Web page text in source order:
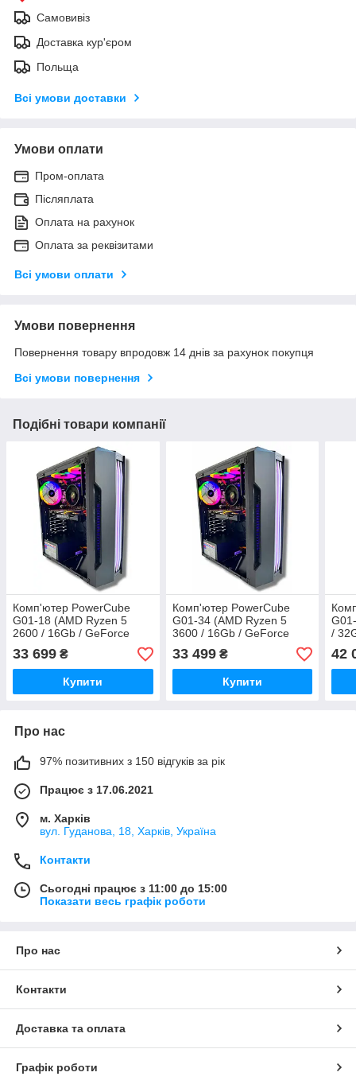
Самовивіз
Доставка кур'єром
Польща
Всі умови доставки
Умови оплати
Пром-оплата
Післяплата
Оплата на рахунок
Оплата за реквізитами
Всі умови оплати
Умови повернення
Повернення товару впродовж 14 днів за рахунок покупця
Всі умови повернення
Подібні товари компанії
Комп'ютер PowerCube
G01-18 (AMD Ryzen 5
2600 / 16Gb / GeForce
RTX 4060 8Gb / SSD
480Gb / 500W / USB 3.2)
33 699 ₴
Купити
Комп'ютер PowerCube
G01-34 (AMD Ryzen 5
3600 / 16Gb / GeForce
RTX 3060 12Gb / SSD
480Gb / 600W / USB 3.2)
33 499₴
Купити
/
42
Про нас
97% позитивних з 150 відгуків за рік
Працює з 17.06.2021
м. Харків
вул. Гуданова, 18, Харків, Україна
Контакти
Сьогодні працює з 11:00 до 15:00
Показати весь графік роботи
Про нас
Контакти
Доставка та оплата
Графік роботи